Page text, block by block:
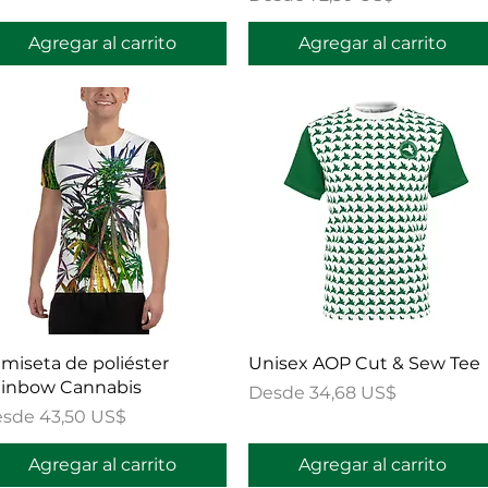
Agregar al carrito Agregar al carrito
Vista rápida
de poliéster
Cannabis
43,50 US$
de oferta
Agregar al carrito
Vista rápida
Unisex AOP Cut & Sew Tee
Desde 34,68 US$
Precio de oferta
Agregar al carrito